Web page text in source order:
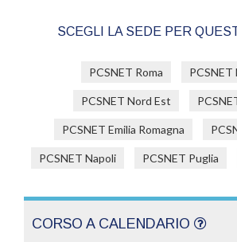
SCEGLI LA SEDE PER
PCSNET Roma PCSNET
PCSNET Nord Est
PCSNET Emilia Romagna
PCSNET Napoli PCSNET Puglia
CORSO A CALENDARIO